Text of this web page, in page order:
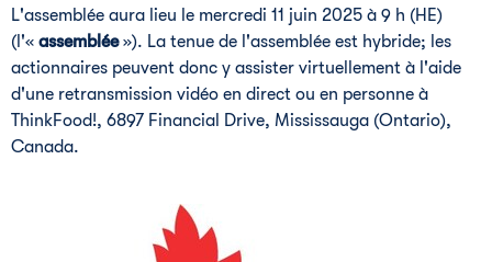
L'assemblée aura lieu le mercredi 11 juin 2025 à 9 h (HE)
(l'« assemblée»). La tenue de l'assemblée est hybride; les
actionnaires peuvent donc y assister virtuellement à l'aide
d'une retransmission vidéo en direct ou en personne à
ThinkFood!, 6897 Financial Drive, Mississauga (Ontario),
Canada.